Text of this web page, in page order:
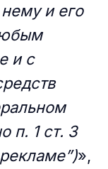
и его
и с
п. 1 ст. 3
»,